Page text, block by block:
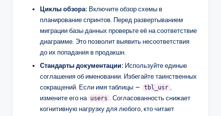
Циклы обзора: Включите обзор схемы в
планирование спринтов. Перед развертыванием
миграции базы данных проверьте её на соответствие
диаграмме. Это позволит выявить несоответствия
до их попадания в продакшн.
Стандарты документации: Используйте единые
соглашения об именовании. Избегайте таинственных
сокращений. Если имя таблицы —
tbl_usr
измените его на users
. Согласованность снижает
когнитивную нагрузку для любого, кто читает